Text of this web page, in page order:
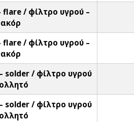
/ φίλτρο υγρού –
/ φίλτρο υγρού –
solder / φίλτρο υγρού
solder / φίλτρο υγρού